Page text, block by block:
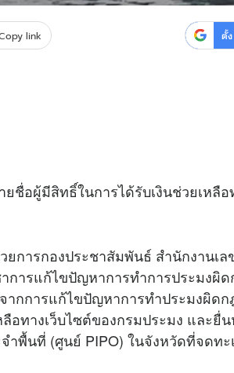
link ตั้ง
ชื่อผู้มีสิทธิ์ในการได้รับเงินช่วยเหลื
การกองประชาสัมพันธ์ สำนักงานเล
การแก้ไขปัญหาการทำการประมงผิ
ากการแก้ไขปัญหาการทำประมงผิด
อทางเว็บไซต์ของกรมประมง และยื่
ำพื้นที่ (ศูนย์ PIPO) ในจังหวัดที่จดท